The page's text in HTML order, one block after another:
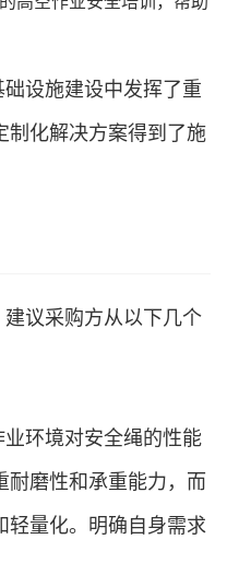
设施建设中发挥了重
制化解决方案得到了施
议采购方从以下几个
业环境对安全绳的性能
耐磨性和承重能力，而
轻量化。明确自身需求